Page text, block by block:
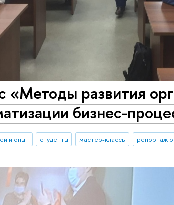
«Методы развития
бизнес-
и опыт студенты мастер-классы репортаж